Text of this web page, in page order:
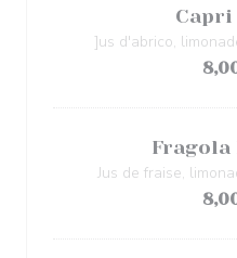
Capri
]us d'abrico,
Fragola
Jus de fraise,